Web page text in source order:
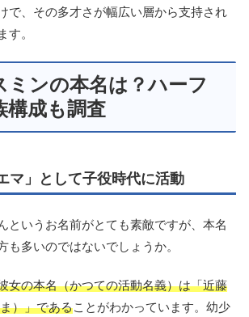
で、その多才さが幅広い層から支持され
す。
ミンの本名は？ハーフ
構成も調査
マ」として子役時代に活動
というお名前がとても素敵ですが、本名
も多いのではないでしょうか。
女の本名（かつての活動名義）は「近藤
）」であることがわかっています。幼少